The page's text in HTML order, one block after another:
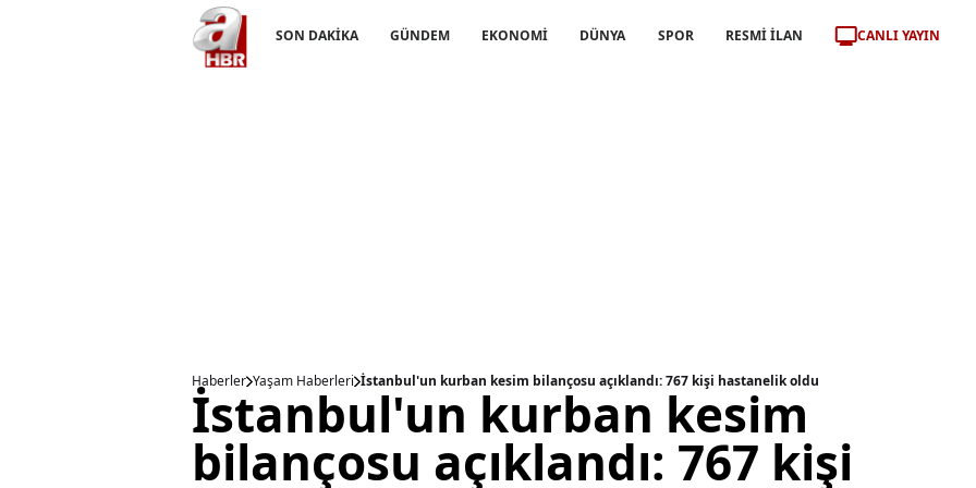
SON DAKİKA GÜNDEM EKONOMİ DÜNYA SPOR RESMİ İLAN CANLI YAYIN
Haberler Yaşam Haberleri İstanbul'un kurban kesim bilançosu açıklandı: 767 kişi hastanelik oldu
İstanbul'un kurban kesim
bilançosu açıklandı: 767 kişi